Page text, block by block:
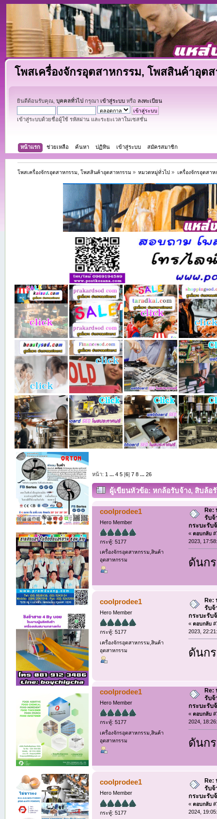
โพสเครื่องจักรอุตสาหกรรม, โพสสินค้าอุต
ยินดีต้อนรับคุณ, บุคคลทั่วไป กรุณา เข้าสู่ระบบหรือ ลงทะเบียน
เข้าสู่ระบบด้วยชื่อผู้ใช้ รหัสผ่าน และระยะเวลาในเซสชั่น
หน้าแรก ช่วยเหลือ ค้นหา ปฏิทิน เข้าสู่ระบบ สมัครสมาชิก
โพสเครื่องจักรอุตสาหกรรม, โพสสินค้าอุตสาหกรรม » หมวดหมู่ทั่วไป » เครื่องจักรอุตสา
หน้า: 1 ... 4 5[6] 7 8 ... 26
ผู้เขียนหัวข้อ: หกล้อรับจ้าง, สิบล้อ
รับจ้าง (อ่าน 19105 ครั้ง)
coolprodee1
Hero Member
กระทู้: 5177
เครื่องจักรอุตสาหกรรม,สินค้า
อุตสาหกรรม
Re:
รับจ้
กระบะรับ
«ตอบกลับ
2023,
ดันก
coolprodee1
Hero Member
กระทู้: 5177
เครื่องจักรอุตสาหกรรม,สินค้า
อุตสาหกรรม
Re:
รับจ้
กระบะรับ
«ตอบกลับ
2023,
ดันก
coolprodee1
Hero Member
กระทู้: 5177
เครื่องจักรอุตสาหกรรม,สินค้า
อุตสาหกรรม
Re:
รับจ้
กระบะรับ
«ตอบกลับ
2024,
ดันก
coolprodee1
Hero Member
กระทู้: 5177
Re:
รับจ้
กระบะรับ
«ตอบกลับ
2024,